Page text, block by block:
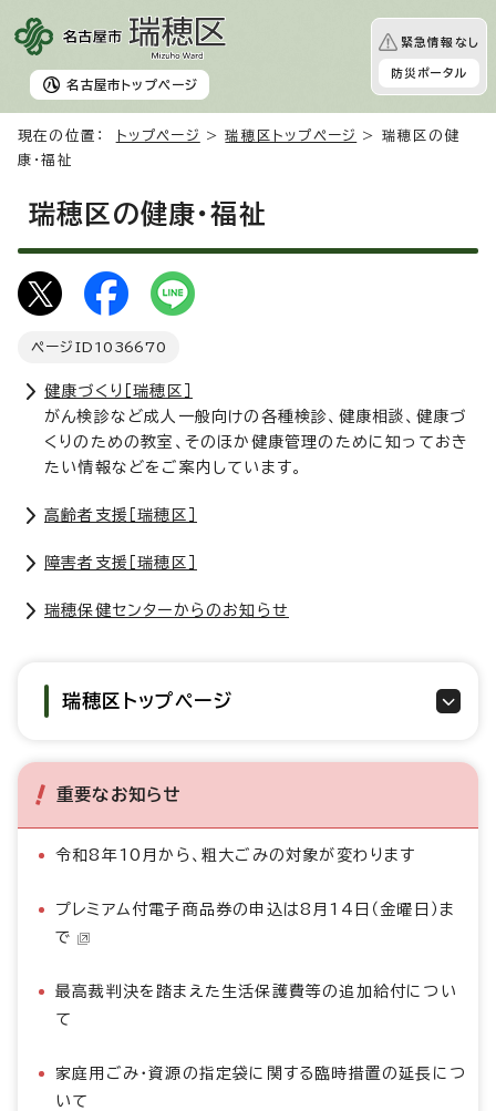
名古屋市 トップページ
緊急情報なし
防災ポータル
現在の位置： トップページ >瑞穂区トップページ
> 瑞穂区の健
康・福祉
瑞穂区の健康・福祉
ページID 1036670
健康づくり［瑞穂区］
がん検診など成人一般向けの各種検診、健康相談、健康づ
くりのための教室、そのほか健康管理のために知っておき
たい情報などをご案内しています。
高齢者支援［瑞穂区］
障害者支援［瑞穂区］
瑞穂保健センターからのお知らせ
瑞穂区トップページ
重要なお知らせ
令和8年10月から、粗大ごみの対象が変わります
プレミアム付電子商品券の申込は8月14日（金曜日）ま
で
最高裁判決を踏まえた生活保護費等の追加給付につい
て
家庭用ごみ・資源の指定袋に関する臨時措置の延長につ
いて